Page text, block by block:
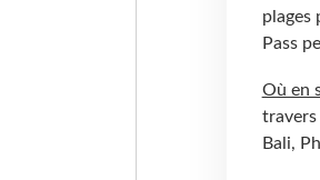
plages
Pass
Où en
travers
Bali,